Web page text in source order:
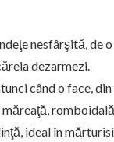
nesfârşită, de
dezarmezi.
când o face,
ideal în